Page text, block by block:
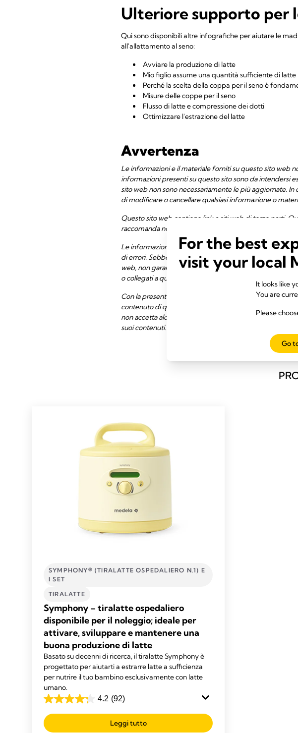
Ulteriore supporto per
Qui sono disponibili altre infografiche per aiutare le
all'allattamento al seno:
Avviare la produzione di latte
Mio figlio assume una quantità sufficiente di latte
Perché la scelta della coppa per il seno è
Misure delle coppe per il seno
Flusso di latte e compressione dei dotti
Ottimizzare l'estrazione del latte
Avvertenza
Le informazioni e il materiale forniti su questo sito web
informazioni presenti su questo sito sono da intendersi
sito web non sono necessariamente le più aggiornate.
di modificare o cancellare qualsiasi informazione o
Questo sito web contiene link a siti web di terze parti.
raccomanda né convalida i contenuti dei siti di terze parti.
Le informazioni e il materiale forniti su questo sito web
di errori. Sebbene abbiamo cercato di garantire
web, non garantiamo l'accuratezza, la completezza,
o collegati a questo sito web.
Con la presente dichiarazione si declina espressamente
contenuto di questo sito web. L'utilizzo dei contenuti
non accetta alcuna responsabilità per perdite o danni in
suoi contenuti.
SYMPHONY® (TIRALATTE OSPEDALIERO N.1) E
I SET
TIRALATTE
Symphony – tiralatte ospedaliero
disponibile per il noleggio; ideale per
attivare, sviluppare e mantenere una
buona produzione di latte
Basato su decenni di ricerca, il tiralatte Symphony è
progettato per aiutarti a estrarre latte a sufficienza
per nutrire il tuo bambino esclusivamente con latte
umano.
4.2 (92)
4.2
su
5
Leggi tutto
For the best
visit your local
It looks like
You are
Please
Go